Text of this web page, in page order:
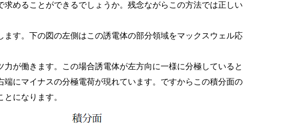
めることができるでしょうか。残念ながらこの方法では正しい
す。下の図の左側はこの誘電体の部分領域をマックスウェル応
が働きます。この場合誘電体が左方向に一様に分極していると
にマイナスの分極電荷が現れています。ですからこの積分面の
になります。